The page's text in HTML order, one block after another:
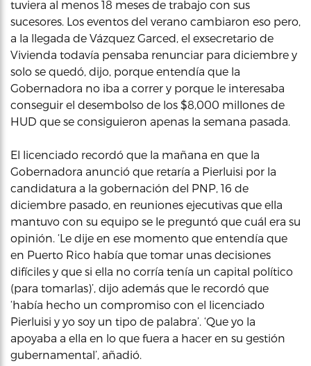
tuviera al menos 18 meses de trabajo con sus
sucesores. Los eventos del verano cambiaron eso pero,
a la llegada de Vázquez Garced, el exsecretario de
Vivienda todavía pensaba renunciar para diciembre y
solo se quedó, dijo, porque entendía que la
Gobernadora no iba a correr y porque le interesaba
conseguir el desembolso de los $8,000 millones de
HUD que se consiguieron apenas la semana pasada.
El licenciado recordó que la mañana en que la
Gobernadora anunció que retaría a Pierluisi por la
candidatura a la gobernación del PNP, 16 de
diciembre pasado, en reuniones ejecutivas que ella
mantuvo con su equipo se le preguntó que cuál era su
opinión. ‘Le dije en ese momento que entendía que
en Puerto Rico había que tomar unas decisiones
difíciles y que si ella no corría tenía un capital político
(para tomarlas)’, dijo además que le recordó que
‘había hecho un compromiso con el licenciado
Pierluisi y yo soy un tipo de palabra’. ‘Que yo la
apoyaba a ella en lo que fuera a hacer en su gestión
gubernamental’, añadió.